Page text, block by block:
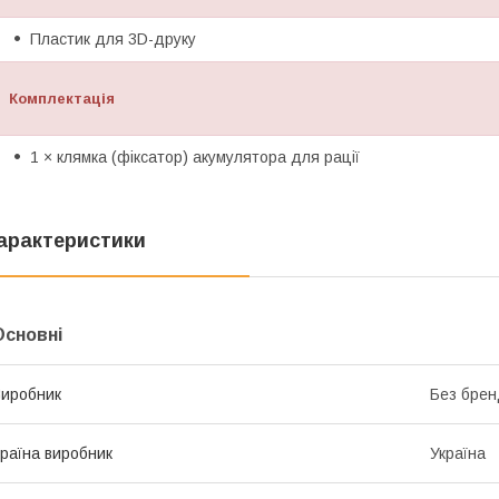
Пластик для 3D-друку
Комплектація
1 × клямка (фіксатор) акумулятора для рації
Без
виробник Україна